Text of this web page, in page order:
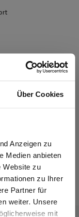
Über Cookies
Anzeigen zu
Medien anbieten
Website zu
zu Ihrer
Partner für
weiter. Unsere
mit
bin. Alle